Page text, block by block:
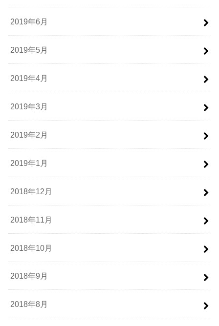
2019年6月
2019年5月
2019年4月
2019年3月
2019年2月
2019年1月
2018年12月
2018年11月
2018年10月
2018年9月
2018年8月